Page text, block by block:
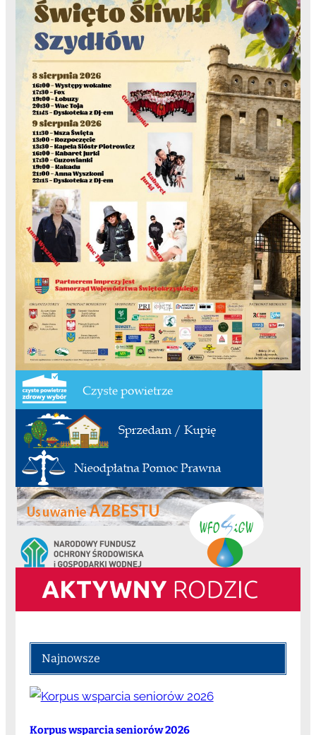
Najnowsze
Korpus wsparcia seniorów 2026